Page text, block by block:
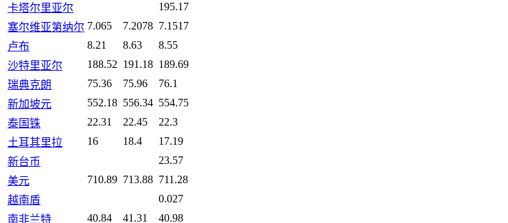
卡塔尔里亚尔
195.17
塞尔维亚第纳尔 7.065 7.2078 7.1517
卢布
8.21 8.63
8.55
沙特里亚尔
188.52 191.18 189.69
瑞典克朗
75.36 75.96
76.1
新加坡元
552.18 556.34 554.75
泰国铢
22.31 22.45
22.3
土耳其里拉
16 18.4
17.19
新台币
23.57
美元
710.89 713.88 711.28
越南盾
0.027
南非兰特
40.84 41.31
40.98